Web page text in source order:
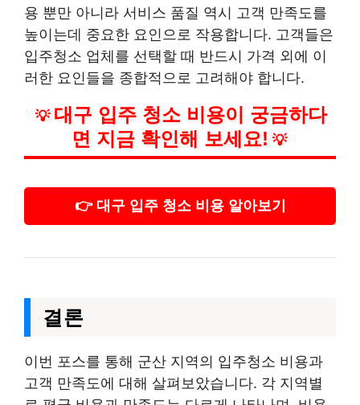
용 뿐만 아니라 서비스 품질 역시 고객 만족도를
높이는데 중요한 요인으로 작용합니다. 고객들은
입주청소 업체를 선택할 때 반드시 가격 외에 이
러한 요인들을 종합적으로 고려해야 합니다.
💡 대구 입주 청소 비용이 궁금하다
면 지금 확인해 보세요! 💡
👉 대구 입주 청소 비용 알아보기
결론
이번 포스를 통해 군산 지역의 입주청소 비용과
고객 만족도에 대해 살펴보았습니다. 각 지역별